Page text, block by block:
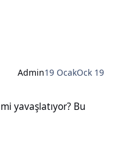
Admin19 OcakOck 19
yavaşlatıyor? Bu